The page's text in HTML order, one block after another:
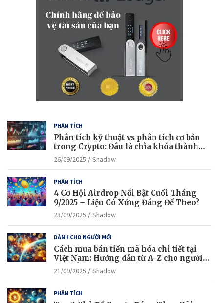
PHÂN TÍCH
Phân tích kỹ thuật vs phân tích cơ bản
trong Crypto: Đâu là chìa khóa thành
công?
26/09/2025 Shadow
PHÂN TÍCH
4 Cơ Hội Airdrop Nổi Bật Cuối Tháng
9/2025 – Liệu Có Xứng Đáng Để Theo?
23/09/2025 Shadow
DÀNH CHO NGƯỜI MỚI
Cách mua bán tiền mã hóa chi tiết tại
Việt Nam: Hướng dẫn từ A–Z cho người
mới bắt đầu
21/09/2025 Shadow
PHÂN TÍCH